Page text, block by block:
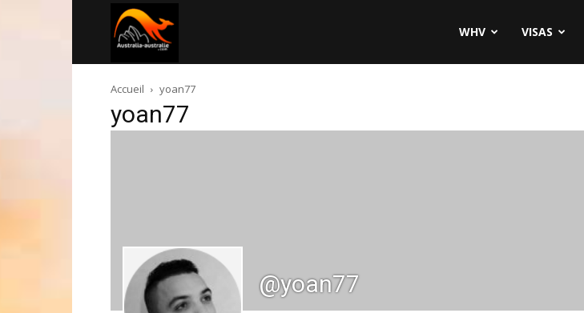
australie.com
WHV VISAS
Accueil yoan77
yoan77
@yoan77